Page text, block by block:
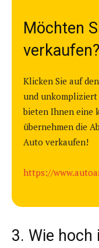
Möchten
verkaufen?
Klicken Sie auf
und
bieten Ihnen eine
übernehmen die
Auto verkaufen!
https://
3. Wie hoch